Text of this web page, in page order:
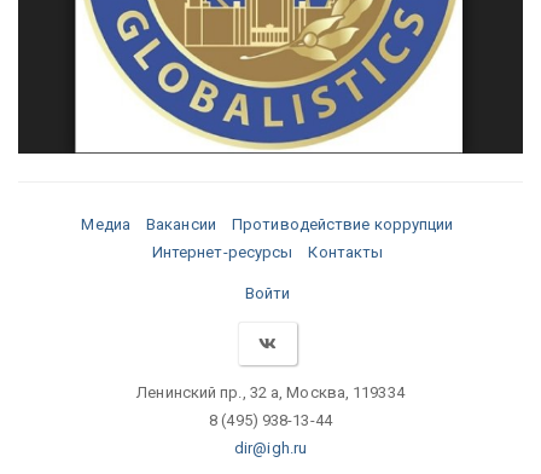
Медиа Вакансии
Противодействие коррупции
Интернет-ресурсы
Контакты
Войти
Ленинский пр., 32 а, Москва, 119334
8 (495) 938-13-44
dir@igh.ru